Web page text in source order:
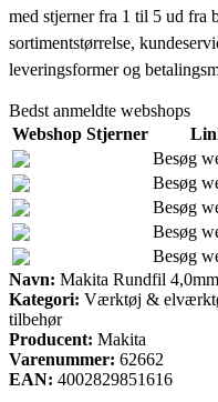
med stjerner fra 1 til 5 ud fra
sortimentstørrelse,
leveringsformer og
Bedst anmeldte webshops
Webshop Stjerner
Besøg
Besøg
Besøg
Besøg
Besøg
Navn: Makita Rundfil
Kategori: Værktøj &
tilbehør
Producent: Makita
Varenummer: 62662
EAN: 4002829851616